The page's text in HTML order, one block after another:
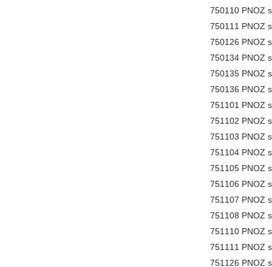
750110 PNOZ
750111 PNOZ
750126 PNOZ
750134 PNOZ
750135 PNOZ
750136 PNOZ
751101 PNOZ
751102 PNOZ
751103 PNOZ
751104 PNOZ
751105 PNOZ
751106 PNOZ
751107 PNOZ
751108 PNOZ
751110 PNOZ
751111 PNOZ
751126 PNOZ